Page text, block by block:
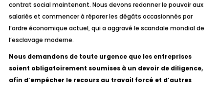
contrat social maintenant. Nous devons redonner le pouvoir aux
salariés et commencer à réparer les dégâts occasionnés par
l’ordre économique actuel, qui a aggravé le scandale mondial de
l’esclavage moderne.
Nous demandons de toute urgence que les entreprises
soient obligatoirement soumises à un devoir de diligence,
afin d’empêcher le recours au travail forcé et d’autres